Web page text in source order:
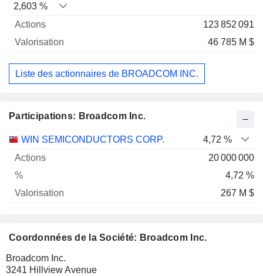
2,603 %
123 852 091
46 785 M $
Liste des actionnaires de BROADCOM INC.
Participations: Broadcom Inc.
Nom Actions % Valorisation
WIN SEMICONDUCTORS CORP.
4,72 %
20 000 000
4,72 %
267 M $
Coordonnées de la Société: Broadcom Inc.
Broadcom Inc.
3241 Hillview Avenue